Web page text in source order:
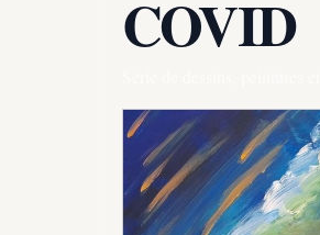
COVID